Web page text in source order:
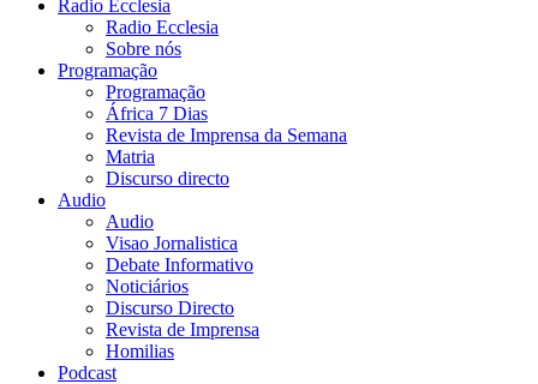
Radio Ecclesia
Radio Ecclesia
Sobre nós
Programação
Programação
África 7 Dias
Revista de Imprensa da Semana
Matria
Discurso directo
Audio
Audio
Visao Jornalistica
Debate Informativo
Noticiários
Discurso Directo
Revista de Imprensa
Homilias
Podcast